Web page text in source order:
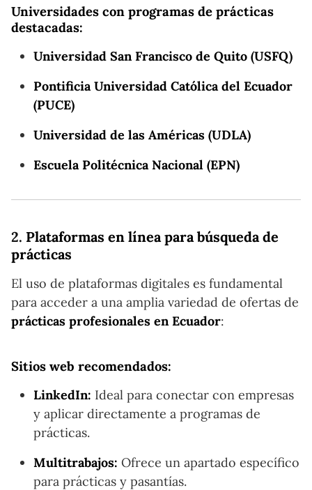
Universidades con programas de prácticas
destacadas:
Universidad San Francisco de Quito (USFQ)
Pontificia Universidad Católica del Ecuador
(PUCE)
Universidad de las Américas (UDLA)
Escuela Politécnica Nacional (EPN)
2. Plataformas en línea para búsqueda de
prácticas
El uso de plataformas digitales es fundamental
para acceder a una amplia variedad de ofertas de
prácticas profesionales en Ecuador:
Sitios web recomendados:
LinkedIn: Ideal para conectar con empresas
y aplicar directamente a programas de
prácticas.
Multitrabajos: Ofrece un apartado específico
para prácticas y pasantías.